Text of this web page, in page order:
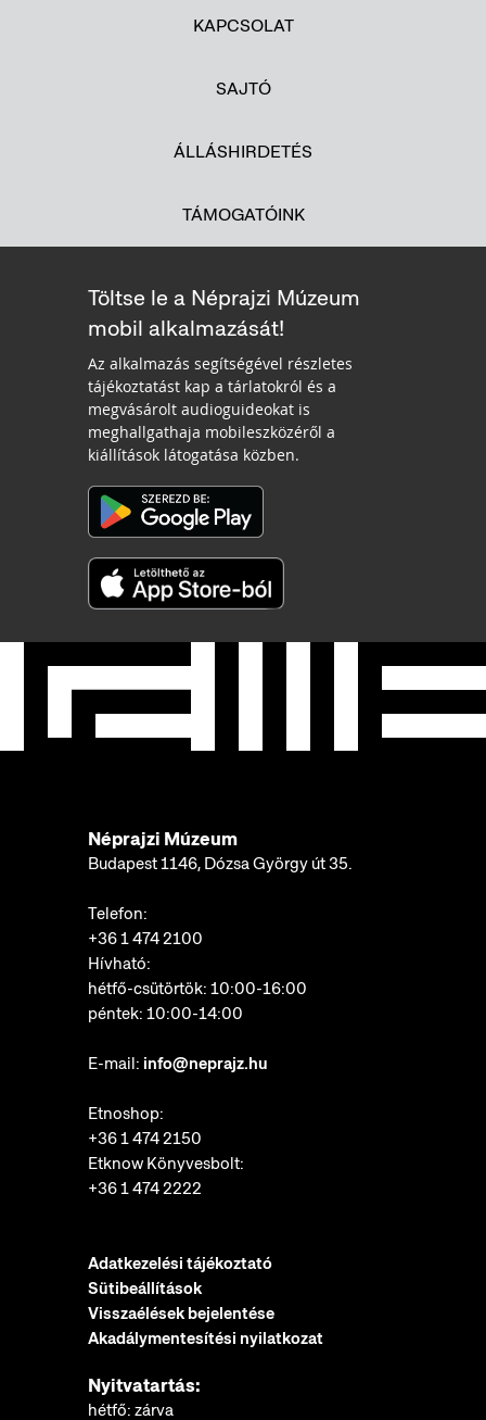
KAPCSOLAT
SAJTÓ
ÁLLÁSHIRDETÉS
TÁMOGATÓINK
Töltse le a Néprajzi Múzeum
mobil alkalmazását!
Az alkalmazás segítségével részletes
tájékoztatást kap a tárlatokról és a
megvásárolt audioguideokat is
meghallgathaja mobileszközéről a
kiállítások látogatása közben.
Néprajzi Múzeum
Budapest 1146, Dózsa György út 35.
Telefon:
+36 1 474 2100
Hívható:
hétfő-csütörtök: 10:00-16:00
péntek: 10:00-14:00
E-mail: info@neprajz.hu
Etnoshop:
+36 1 474 2150
Etknow Könyvesbolt:
+36 1 474 2222
Adatkezelési tájékoztató
Sütibeállítások
Visszaélések bejelentése
Akadálymentesítési nyilatkozat
Nyitvatartás:
hétfő: zárva